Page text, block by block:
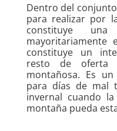
Dentro del
para realizar por
constituye
mayoritariamente
constituye un
resto de oferta
montañosa. Es
para días de mal
invernal cuando
montaña pueda